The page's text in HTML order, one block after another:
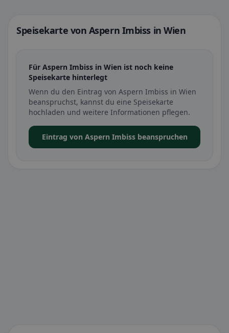
Speisekarte von Aspern Imbiss in Wien
Für Aspern Imbiss in Wien ist noch keine
Speisekarte hinterlegt
Wenn du den Eintrag von Aspern Imbiss in Wien
beanspruchst, kannst du eine Speisekarte
hochladen und weitere Informationen pflegen.
Eintrag von Aspern Imbiss beanspruchen